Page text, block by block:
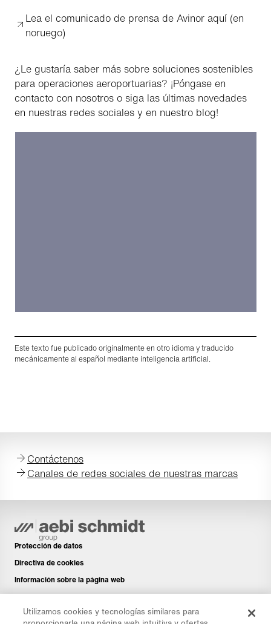
Lea el comunicado de prensa de Avinor aquí (en
noruego)
¿Le gustaría saber más sobre soluciones sostenibles
para operaciones aeroportuarias? ¡Póngase en
contacto con nosotros o siga las últimas novedades
en nuestras redes sociales y en nuestro blog!
Este texto fue publicado originalmente en otro idioma y traducido
mecánicamente al español mediante inteligencia artificial.
Contáctenos
Canales de redes sociales de nuestras marcas
Protección de datos
Directiva de cookies
Información sobre la página web
Aviso legal
Boletín de noticias
Utilizamos cookies y tecnologías similares para